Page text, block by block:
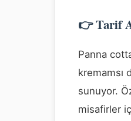
👉 Tarif
Panna
kremamsı
sunuyor.
misafirler